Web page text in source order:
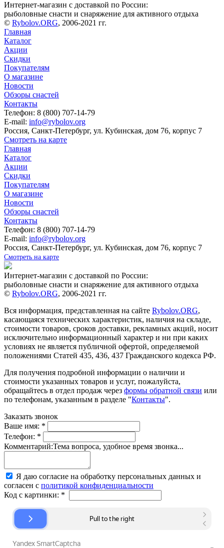
Интернет-магазин с доставкой по России:
рыболовные снасти и снаряжение для активного отдыха
© Rybolov.ORG, 2006-2021 гг.
Главная
Каталог
Акции
Скидки
Покупателям
О магазине
Новости
Обзоры снастей
Контакты
Телефон: 8 (800) 707-14-79
E-mail: info@rybolov.org
Россия, Санкт-Петербург, ул. Кубинская, дом 76, корпус 7
Смотреть на карте
Главная
Каталог
Акции
Скидки
Покупателям
О магазине
Новости
Обзоры снастей
Контакты
Телефон: 8 (800) 707-14-79
E-mail: info@rybolov.org
Россия, Санкт-Петербург, ул. Кубинская, дом 76, корпус 7
Смотреть на карте
Интернет-магазин с доставкой по России:
рыболовные снасти и снаряжение для активного отдыха
© Rybolov.ORG, 2006-2021 гг.
Вся информация, представленная на сайте Rybolov.ORG,
касающаяся технических характеристик, наличия на складе,
стоимости товаров, сроков доставки, рекламных акций, носит
исключительно информационный характер и ни при каких
условиях не является публичной офертой, определяемой
положениями Статей 435, 436, 437 Гражданского кодекса РФ.
Для получения подробной информации о наличии и
стоимости указанных товаров и услуг, пожалуйста,
обращайтесь в отдел продаж через формы обратной связи или
по телефонам, указанным в разделе "Контакты".
Заказать звонок
Ваше имя: *
Телефон: *
Комментарий:Тема вопроса, удобное время звонка...
Я даю согласие на обработку персональных данных и
согласен с политикой конфиденциальности
Код с картинки: *